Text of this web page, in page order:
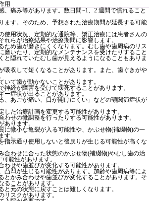
用
、痛み等があります。数日間~1、2 週間で慣れること
ます。そのため、予想された治療期間が延長する可能
使用状況、定期的な通院等、矯正治療には患者さんの
れらが治療結果や治療期間に影響します。
ため歯が磨きにくくなります。むし歯や歯周病のリス
磨いたり、定期的なメンテナンスを受けたりすること
と隠れていたむし歯が見えるようになることもありま
吸収して短くなることがあります。また、歯ぐきがや
いて歯が動かないことがあります。
神経が障害を受けて壊死することがあります。
ー症状が出ることがあります。
、あごが痛い、口が開けにくい」などの顎関節症状が
した治療計画を変更する可能性があります。
わせの微調整を行ったりする可能性があります。
あります。
に微小な亀裂が入る可能性や、かぶせ物(補綴物)の一
す。
指示通り使用しないと後戻りが生じる可能性が高くな
合わせに合った状態のかぶせ物(補綴物)やむし歯の治
能性があります。
わせや歯並びが変化する可能性があります。
凸凹が生じる可能性があります。加齢や歯周病等によ
とかみ合わせや歯並びが変化することがあります。そ
ることがあります。
と元の状態に戻すことは難しくなります。
リスクがあります。